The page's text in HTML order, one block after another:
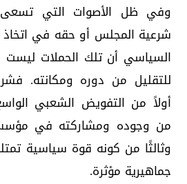
وفي ظل الأصوات التي
شرعية المجلس أو حقه في اتخاذ
السياسي أن تلك الحملات
للتقليل من دوره ومكانته.
أولاً من التفويض الشعبي
من وجوده ومشاركته في
وثالثًا من كونه قوة سياسية
جماهيرية مؤثرة.